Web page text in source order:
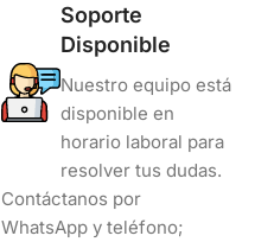
Soporte
Disponible
Nuestro equipo está
disponible en
horario laboral para
resolver tus dudas.
Contáctanos por
WhatsApp y teléfono;